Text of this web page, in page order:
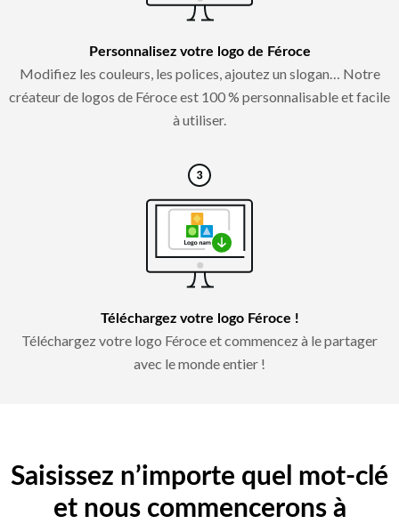
Personnalisez votre logo de Féroce
Modifiez les couleurs, les polices, ajoutez un slogan… Notre
créateur de logos de Féroce est 100 % personnalisable et facile
à utiliser.
Téléchargez votre logo Féroce !
Téléchargez votre logo Féroce et commencez à le partager
avec le monde entier !
Saisissez n’importe quel mot-clé
et nous commencerons à